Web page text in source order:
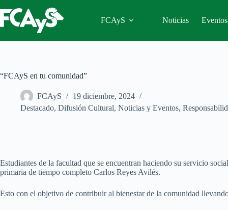
al
contenido
FCAyS Noticias Eventos
“FCAyS en tu comunidad”
FCAyS
19 diciembre, 2024
Destacado, Difusión Cultural, Noticias y Eventos,
Estudiantes de la facultad que se encuentran haciendo su servicio
primaria de tiempo completo Carlos Reyes Avilés.
Esto con el objetivo de contribuir al bienestar de la comunidad